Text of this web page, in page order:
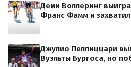
Деми Воллеринг
Франс Фамм и
Джулио Пеллиццари
Вуэльты Бургоса, но